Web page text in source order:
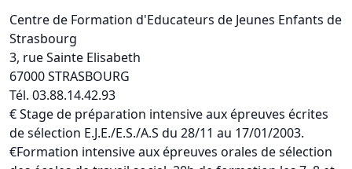
Centre de Formation d'Educateurs de Jeunes Enfants de
Strasbourg
3, rue Sainte Elisabeth
67000 STRASBOURG
Tél. 03.88.14.42.93
€ Stage de préparation intensive aux épreuves écrites
de sélection E.J.E./E.S./A.S du 28/11 au 17/01/2003.
€Formation intensive aux épreuves orales de sélection